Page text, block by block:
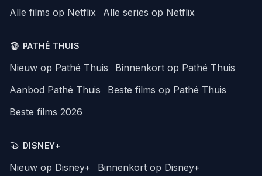
Alle films op Netflix
Alle series op Netflix
PATHÉ THUIS
Nieuw op Pathé Thuis
Binnenkort op Pathé Thuis
Aanbod Pathé Thuis
Beste films op Pathé Thuis
Beste films 2026
DISNEY+
Nieuw op Disney+
Binnenkort op Disney+